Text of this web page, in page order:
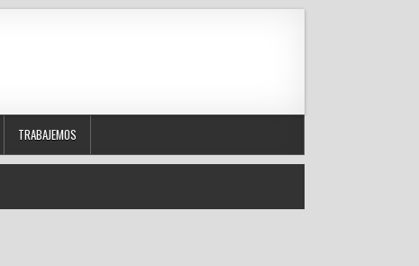
TRABAJEMOS